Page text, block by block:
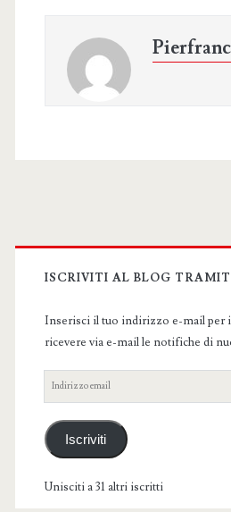
Primary
Sidebar
ISCRIVITI AL BLOG
Inserisci il tuo indirizzo e-mail per
ricevere via e-mail le notifiche di
Indirizzo
email
Iscriviti
Unisciti a 31 altri iscritti